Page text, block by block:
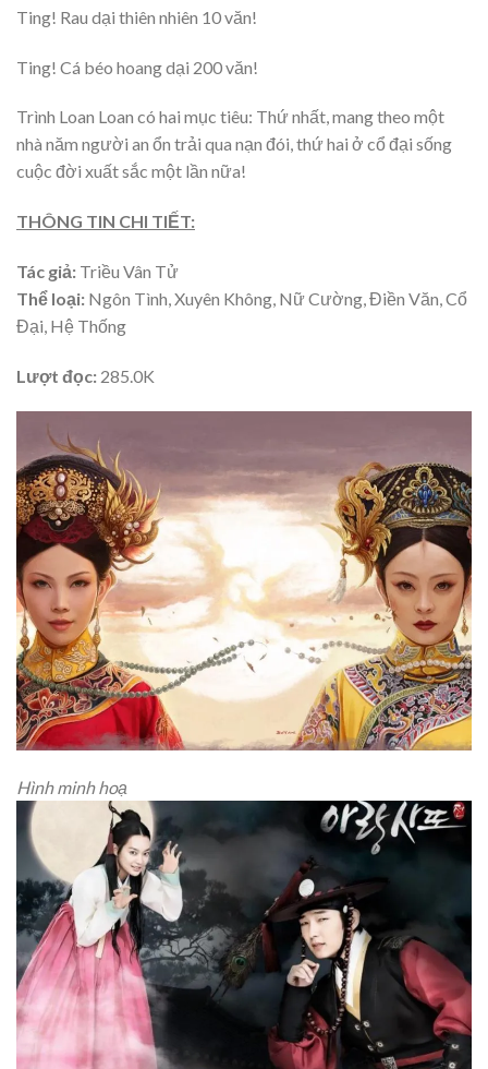
Ting! Rau dại thiên nhiên 10 văn!
Ting! Cá béo hoang dại 200 văn!
Trình Loan Loan có hai mục tiêu: Thứ nhất, mang theo một
nhà năm người an ổn trải qua nạn đói, thứ hai ở cổ đại sống
cuộc đời xuất sắc một lần nữa!
THÔNG TIN CHI TIẾT:
Tác giả: Triều Vân Tử
Thể loại: Ngôn Tình, Xuyên Không, Nữ Cường, Điền Văn, Cổ
Đại, Hệ Thống
Lượt đọc: 285.0K
Hình minh hoạ